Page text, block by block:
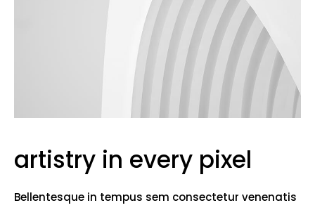
artistry in every pixel
Bellentesque in tempus sem consectetur venenatis